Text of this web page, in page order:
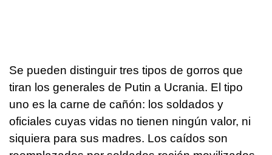
Se pueden distinguir tres tipos de gorros que
tiran los generales de Putin a Ucrania. El tipo
uno es la carne de cañón: los soldados y
oficiales cuyas vidas no tienen ningún valor, ni
siquiera para sus madres. Los caídos son